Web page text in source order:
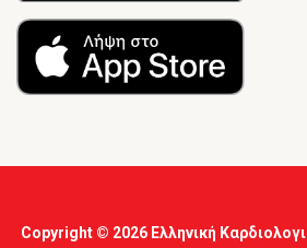
Copyright © 2026 Ελληνική